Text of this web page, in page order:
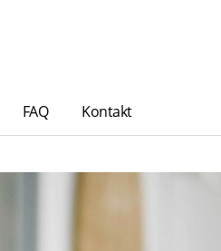
FAQ Kontakt